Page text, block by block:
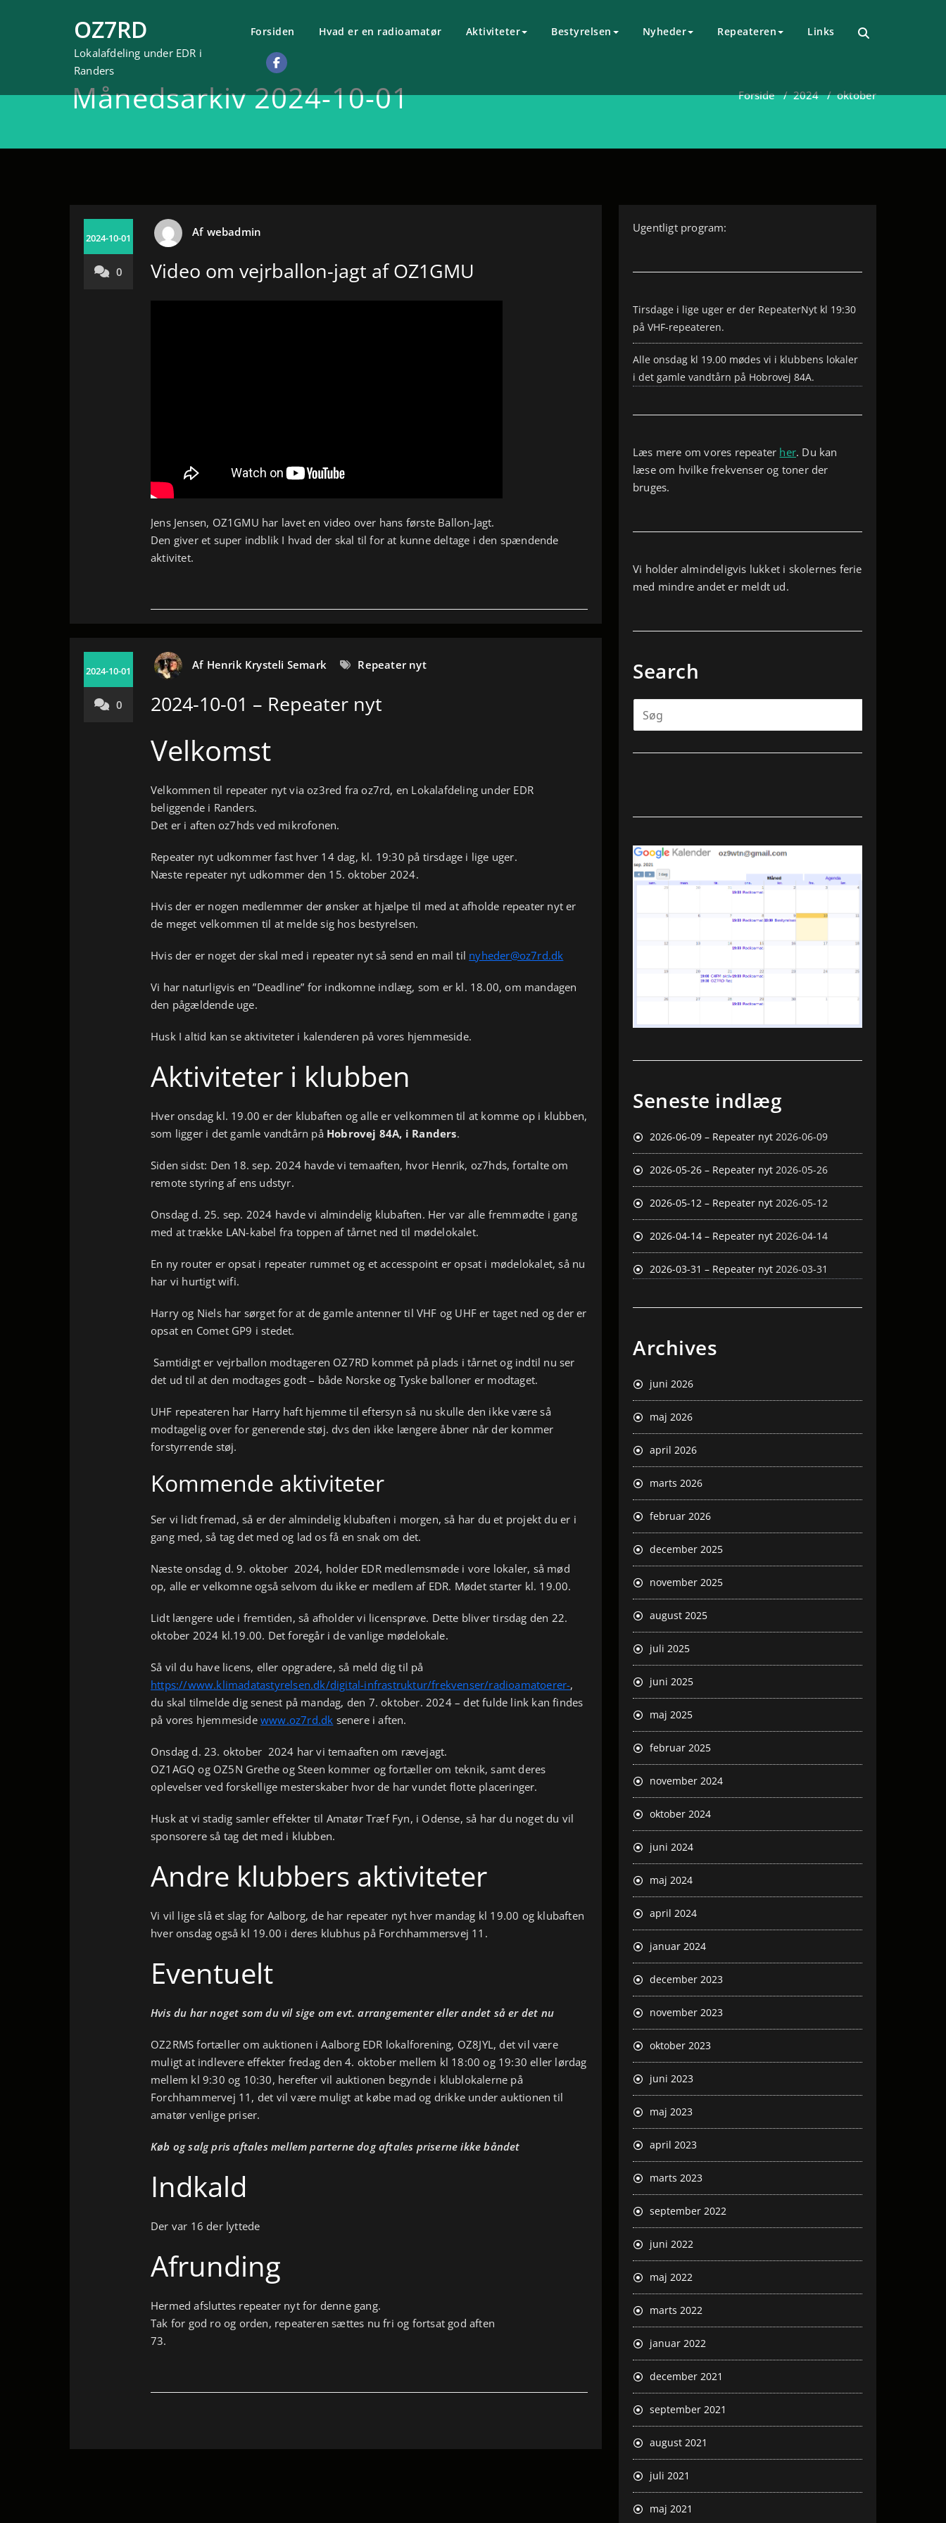
OZ7RD
Lokalafdeling under EDR i
Randers
Forsiden Hvad er en radioamatør Aktiviteter Bestyrelsen Nyheder Repeateren Links
Månedsarkiv 2024-10-01 Forside/2024/oktober
2024-10-01
0
Af webadmin
Video om vejrballon-jagt af OZ1GMU
Jens Jensen, OZ1GMU har lavet en video over hans første Ballon-Jagt.
Den giver et super indblik I hvad der skal til for at kunne deltage i den spændende
aktivitet.
2024-10-01
0
Af Henrik Krysteli Semark Repeater nyt
2024-10-01 – Repeater nyt
Velkomst
Velkommen til repeater nyt via oz3red fra oz7rd, en Lokalafdeling under EDR
beliggende i Randers.
Det er i aften oz7hds ved mikrofonen.
Repeater nyt udkommer fast hver 14 dag, kl. 19:30 på tirsdage i lige uger.
Næste repeater nyt udkommer den 15. oktober 2024.
Hvis der er nogen medlemmer der ønsker at hjælpe til med at afholde repeater nyt er
de meget velkommen til at melde sig hos bestyrelsen.
Hvis der er noget der skal med i repeater nyt så send en mail til nyheder@oz7rd.dk
Vi har naturligvis en ”Deadline” for indkomne indlæg, som er kl. 18.00, om mandagen
den pågældende uge.
Husk I altid kan se aktiviteter i kalenderen på vores hjemmeside.
Aktiviteter i klubben
Hver onsdag kl. 19.00 er der klubaften og alle er velkommen til at komme op i klubben,
som ligger i det gamle vandtårn på Hobrovej 84A, i Randers.
Siden sidst: Den 18. sep. 2024 havde vi temaaften, hvor Henrik, oz7hds, fortalte om
remote styring af ens udstyr.
Onsdag d. 25. sep. 2024 havde vi almindelig klubaften. Her var alle fremmødte i gang
med at trække LAN-kabel fra toppen af tårnet ned til mødelokalet.
En ny router er opsat i repeater rummet og et accesspoint er opsat i mødelokalet, så nu
har vi hurtigt wifi.
Harry og Niels har sørget for at de gamle antenner til VHF og UHF er taget ned og der er
opsat en Comet GP9 i stedet.
Samtidigt er vejrballon modtageren OZ7RD kommet på plads i tårnet og indtil nu ser
det ud til at den modtages godt – både Norske og Tyske balloner er modtaget.
UHF repeateren har Harry haft hjemme til eftersyn så nu skulle den ikke være så
modtagelig over for generende støj. dvs den ikke længere åbner når der kommer
forstyrrende støj.
Kommende aktiviteter
Ser vi lidt fremad, så er der almindelig klubaften i morgen, så har du et projekt du er i
gang med, så tag det med og lad os få en snak om det.
Næste onsdag d. 9. oktober 2024, holder EDR medlemsmøde i vore lokaler, så mød
op, alle er velkomne også selvom du ikke er medlem af EDR. Mødet starter kl. 19.00.
Lidt længere ude i fremtiden, så afholder vi licensprøve. Dette bliver tirsdag den 22.
oktober 2024 kl.19.00. Det foregår i de vanlige mødelokale.
Så vil du have licens, eller opgradere, så meld dig til på
https://www.klimadatastyrelsen.dk/digital-infrastruktur/frekvenser/radioamatoerer-,
du skal tilmelde dig senest på mandag, den 7. oktober. 2024 – det fulde link kan findes
på vores hjemmeside www.oz7rd.dk senere i aften.
Onsdag d. 23. oktober 2024 har vi temaaften om rævejagt.
OZ1AGQ og OZ5N Grethe og Steen kommer og fortæller om teknik, samt deres
oplevelser ved forskellige mesterskaber hvor de har vundet flotte placeringer.
Husk at vi stadig samler effekter til Amatør Træf Fyn, i Odense, så har du noget du vil
sponsorere så tag det med i klubben.
Andre klubbers aktiviteter
Vi vil lige slå et slag for Aalborg, de har repeater nyt hver mandag kl 19.00 og klubaften
hver onsdag også kl 19.00 i deres klubhus på Forchhammersvej 11.
Eventuelt
Hvis du har noget som du vil sige om evt. arrangementer eller andet så er det nu
OZ2RMS fortæller om auktionen i Aalborg EDR lokalforening, OZ8JYL, det vil være
muligt at indlevere effekter fredag den 4. oktober mellem kl 18:00 og 19:30 eller lørdag
mellem kl 9:30 og 10:30, herefter vil auktionen begynde i klublokalerne på
Forchhammervej 11, det vil være muligt at købe mad og drikke under auktionen til
amatør venlige priser.
Køb og salg pris aftales mellem parterne dog aftales priserne ikke båndet
Indkald
Der var 16 der lyttede
Afrunding
Hermed afsluttes repeater nyt for denne gang.
Tak for god ro og orden, repeateren sættes nu fri og fortsat god aften
73.
Ugentligt program:
Tirsdage i lige uger er der RepeaterNyt kl 19:30
på VHF-repeateren.
Alle onsdag kl 19.00 mødes vi i klubbens lokaler
i det gamle vandtårn på Hobrovej 84A.
Læs mere om vores repeater her. Du kan
læse om hvilke frekvenser og toner der
bruges.
Vi holder almindeligvis lukket i skolernes ferie
med mindre andet er meldt ud.
Search
Seneste indlæg
2026-06-09 – Repeater nyt 2026-06-09
2026-05-26 – Repeater nyt 2026-05-26
2026-05-12 – Repeater nyt 2026-05-12
2026-04-14 – Repeater nyt 2026-04-14
2026-03-31 – Repeater nyt 2026-03-31
Archives
juni 2026
maj 2026
april 2026
marts 2026
februar 2026
december 2025
november 2025
august 2025
juli 2025
juni 2025
maj 2025
februar 2025
november 2024
oktober 2024
juni 2024
maj 2024
april 2024
januar 2024
december 2023
november 2023
oktober 2023
juni 2023
maj 2023
april 2023
marts 2023
september 2022
juni 2022
maj 2022
marts 2022
januar 2022
december 2021
september 2021
august 2021
juli 2021
maj 2021